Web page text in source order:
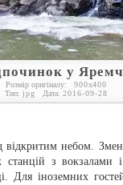
у
Розмір оригіналу: 900x400
Тип: jpg Дата: 2016-09-28
небом.
станцій з
Для іноземних